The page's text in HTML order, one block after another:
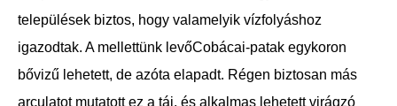
települések biztos, hogy valamelyik vízfolyáshoz
igazodtak. A mellettünk levőCobácai-patak egykoron
bővizű lehetett, de azóta elapadt. Régen biztosan más
arculatot mutatott ez a táj, és alkalmas lehetett virágzó